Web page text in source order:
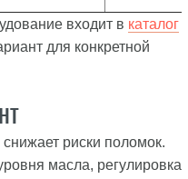
входит в каталог
для конкретной
риски поломок.
масла, регулировка